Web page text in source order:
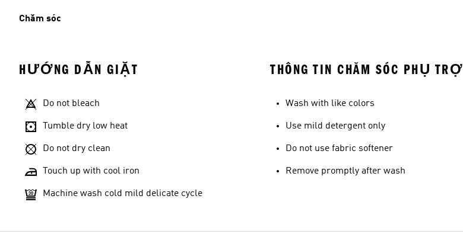
Chăm sóc
HƯỚNG DẪN GIẶT
Do not bleach
Tumble dry low heat
Do not dry clean
Touch up with cool iron
Machine wash cold mild delicate cycle
THÔNG TIN CHĂM SÓC PHỤ TRỢ
Wash with like colors
Use mild detergent only
Do not use fabric softener
Remove promptly after wash